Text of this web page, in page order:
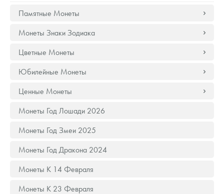
Наборы подарочных и коллекционных монет
Монеты и жетоны из недрагоценных металлов
Книги по нумизматике
Памятные Монеты
Монеты Знаки Зодиака
Цветные Монеты
Юбилейные Монеты
Ценные Монеты
Монеты Год Лошади 2026
Монеты Год Змеи 2025
Монеты Год Дракона 2024
Монеты К 14 Февраля
Монеты К 23 Февраля